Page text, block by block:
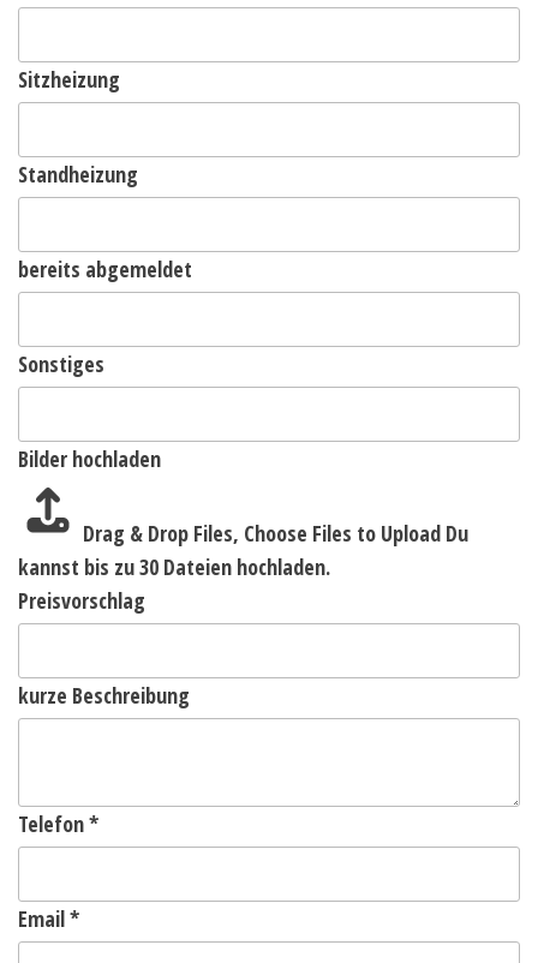
Sitzheizung
Standheizung
bereits abgemeldet
Sonstiges
Bilder hochladen
Drag & Drop Files, Choose Files to Upload Du
kannst bis zu 30 Dateien hochladen.
Preisvorschlag
kurze Beschreibung
Telefon*
Email*